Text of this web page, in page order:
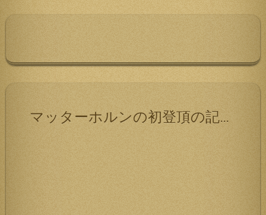
ン
マッターホルンの初登頂の記録です